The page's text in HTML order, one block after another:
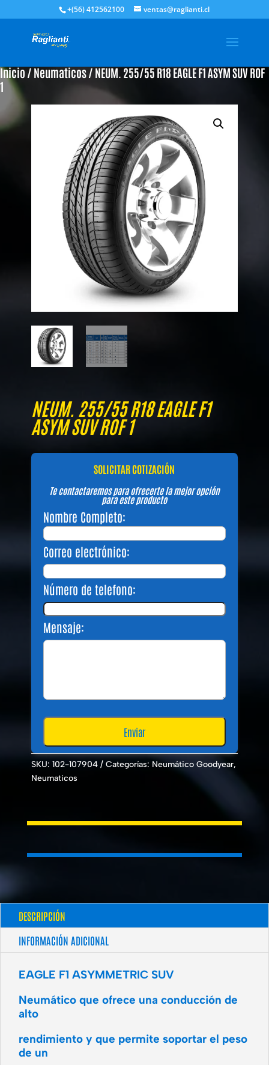
+(56) 412562100 ventas@raglianti.cl
Inicio / Neumaticos/ NEUM. 255/55 R18 EAGLE F1 ASYM SUV ROF
1
NEUM. 255/55 R18 EAGLE F1
ASYM SUV ROF 1
SOLICITAR COTIZACIÓN
Te contactaremos para ofrecerte la mejor opción
para este producto
Nombre Completo:
Correo electrónico:
Número de telefono:
Mensaje:
SKU: 102-107904 Categorías: Neumático Goodyear,
Neumaticos
DESCRIPCIÓN
INFORMACIÓN ADICIONAL
EAGLE F1 ASYMMETRIC SUV
Neumático que ofrece una conducción de
alto
rendimiento y que permite soportar el peso
de un